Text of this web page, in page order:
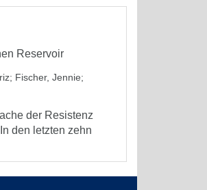
Reservoir
; Fischer, Jennie;
der Resistenz
den letzten zehn